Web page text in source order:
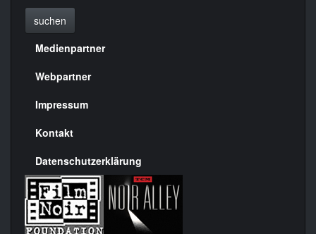
suchen
Menülinks
rechte
Seite
Medienpartner
Webpartner
Impressum
Kontakt
Datenschutzerklärung